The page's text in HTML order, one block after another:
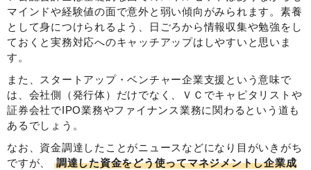
マインドや経験値の面で意外と弱い傾向がみられます。素養
として身につけられるよう、日ごろから情報収集や勉強をし
ておくと実務対応へのキャッチアップはしやすいと思いま
す。
また、スタートアップ・ベンチャー企業支援という意味で
は、会社側（発行体）だけでなく、ＶＣでキャピタリストや
証券会社でIPO業務やファイナンス業務に関わるという道も
あるでしょう。
なお、資金調達したことがニュースなどになり目がいきがち
ですが、
調達した資金をどう使ってマネジメントし企業成